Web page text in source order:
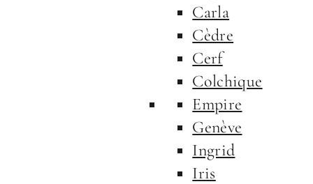
Carla
Cèdre
Cerf
Colchique
Empire
Genève
Ingrid
Iris